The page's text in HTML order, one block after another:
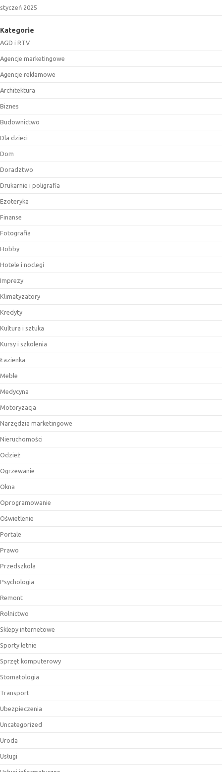
styczeń 2025
Kategorie
AGD i RTV
Agencje marketingowe
Agencje reklamowe
Architektura
Biznes
Budownictwo
Dla dzieci
Dom
Doradztwo
Drukarnie i poligrafia
Ezoteryka
Finanse
Fotografia
Hobby
Hotele i noclegi
Imprezy
Klimatyzatory
Kredyty
Kultura i sztuka
Kursy i szkolenia
Łazienka
Meble
Medycyna
Motoryzacja
Narzędzia marketingowe
Nieruchomości
Odzież
Ogrzewanie
Okna
Oprogramowanie
Oświetlenie
Portale
Prawo
Przedszkola
Psychologia
Remont
Rolnictwo
Sklepy internetowe
Sporty letnie
Sprzęt komputerowy
Stomatologia
Transport
Ubezpieczenia
Uncategorized
Uroda
Usługi